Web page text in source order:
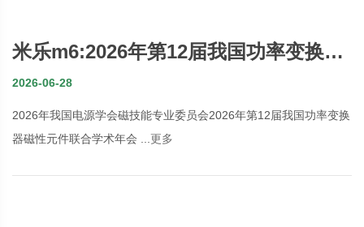
米乐m6:2026年第12届我国功率变换器
磁性元件联合学术年会
2026-06-28
2026年我国电源学会磁技能专业委员会2026年第12届我国功率变换
器磁性元件联合学术年会 ... 更多